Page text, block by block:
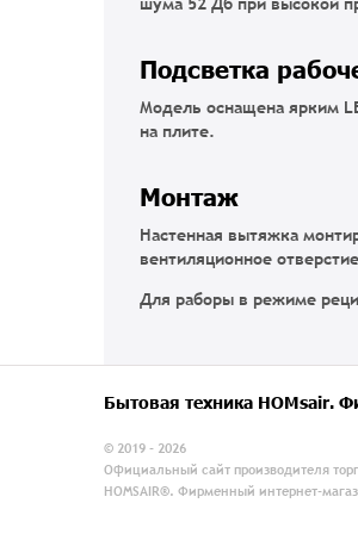
Подсветка
Модель оснащена ярким
на плите.
Монтаж
Настенная вытяжка
вентиляционное
Для раборы в режиме
Бытовая техника HOMsair.
© 2019 - 2026
Официальный сайт производителя
HOMSAIR®. Фирменный интернет-